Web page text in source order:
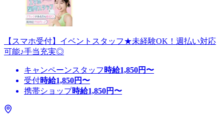
【スマホ受付】イベントスタッフ★未経験OK！週払い対応
可能♪手当充実◎
キャンペーンスタッフ 時給1,850円〜
受付時給1,850円〜
携帯ショップ時給1,850円〜